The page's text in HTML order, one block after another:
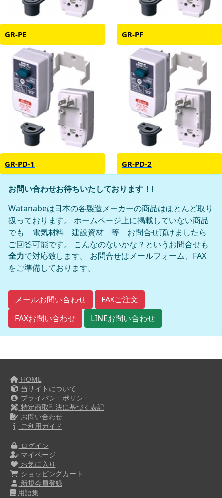
GR-PE GR-PF
GR-PD-1 GR-PD-2
お問い合わせお待ちいたしております！!
Watanabeは日本の各製造メーカーの商品はほとんど取り
扱っております。 ホームページ上に掲載していない商品
でも 電気材料 建設資材 等 お問合せ頂けましたら
ご回答可能です。 こんなのないかな？というお問合せも
全力で対応致します。 お問合せはメールフォーム、FAX
をご準備しております。
メールお問い合わせ
FAXご注文
FAXお問い合わせ
LINEお問い合わせ
HOME
当サイトについて
プライバシーポリシー
特定商取引法に基づく表記
お問い合わせ
ご利用ガイド
ログイン
マイページ
お気に入り
ショッピングカート
新規会員登録
用語集